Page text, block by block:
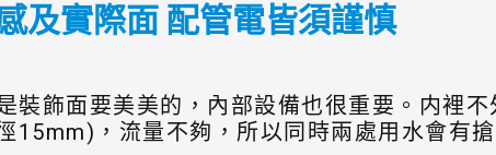
及實際面 配管電皆須謹慎
裝飾面要美美的，內部設備也很重要。内裡
15mm)，流量不夠，所以同時兩處用水會有搶